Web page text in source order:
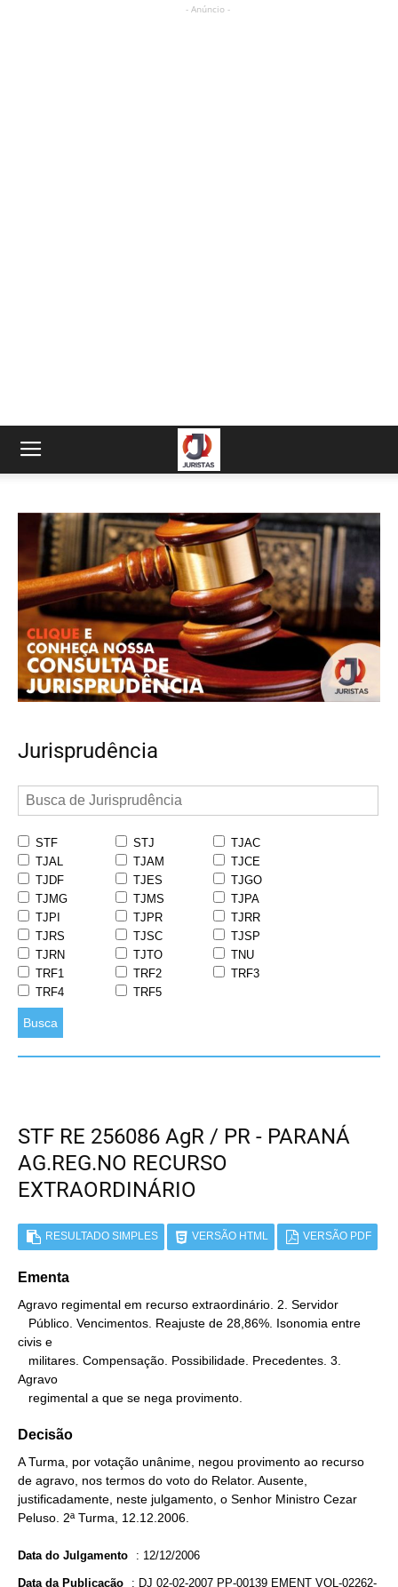
- Anúncio -
Jurisprudência
STF STJ
TJAC
TJAL
TJAM
TJCE
TJDF
TJES
TJGO
TJMG
TJMS
TJPA
TJPI
TJPR
TJRR
TJRS
TJSC
TJSP
TJRN
TJTO
TNU
TRF1
TRF2
TRF3
TRF4
TRF5
Busca
STF RE 256086 AgR / PR - PARANÁ
AG.REG.NO RECURSO
EXTRAORDINÁRIO
RESULTADO SIMPLES VERSÃO HTML VERSÃO PDF
Ementa
Agravo regimental em recurso extraordinário. 2. Servidor
civis e
Agravo
   regimental a que se nega provimento.
Decisão
A Turma, por votação unânime, negou provimento ao recurso
de agravo, nos termos do voto do Relator. Ausente,
justificadamente, neste julgamento, o Senhor Ministro Cezar
Peluso. 2ª Turma, 12.12.2006.
Data do Julgamento : 12/12/2006
Data da Publicação : DJ 02-02-2007 PP-00139 EMENT VOL-02262-